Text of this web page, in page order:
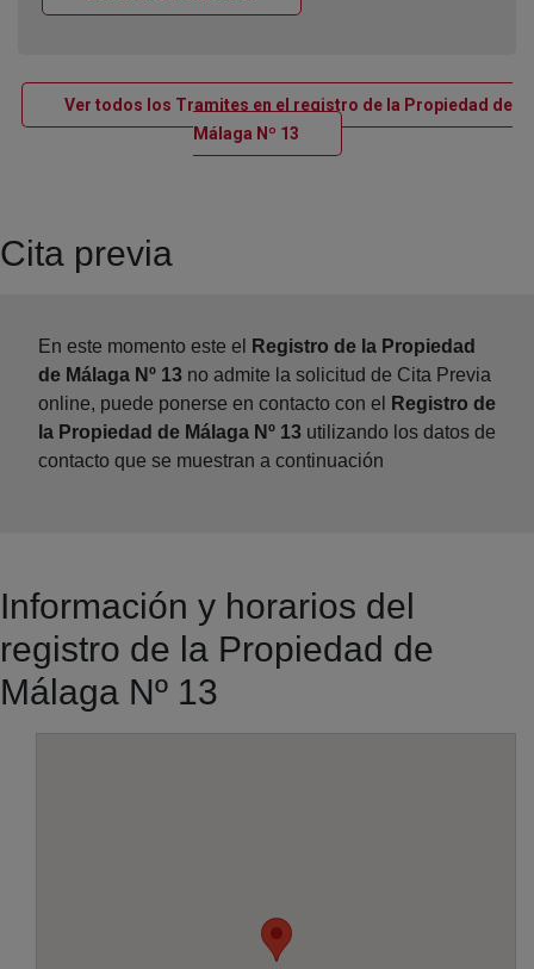
Ver todos los Tramites en el registro de la Propiedad de
Málaga Nº 13Ventana nueva
Cita previa
En este momento este el
Registro de la Propiedad
de Málaga Nº 13 no admite la solicitud de Cita Previa
online, puede ponerse en contacto con el
Registro de
la Propiedad de Málaga Nº 13 utilizando los datos de
contacto que se muestran a continuación
Información y horarios del
registro de la Propiedad de
Málaga Nº 13